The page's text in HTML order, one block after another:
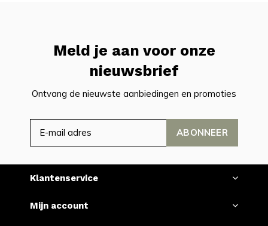
Meld je aan voor onze
nieuwsbrief
Ontvang de nieuwste aanbiedingen en promoties
ABONNEER
Klantenservice
Mijn account